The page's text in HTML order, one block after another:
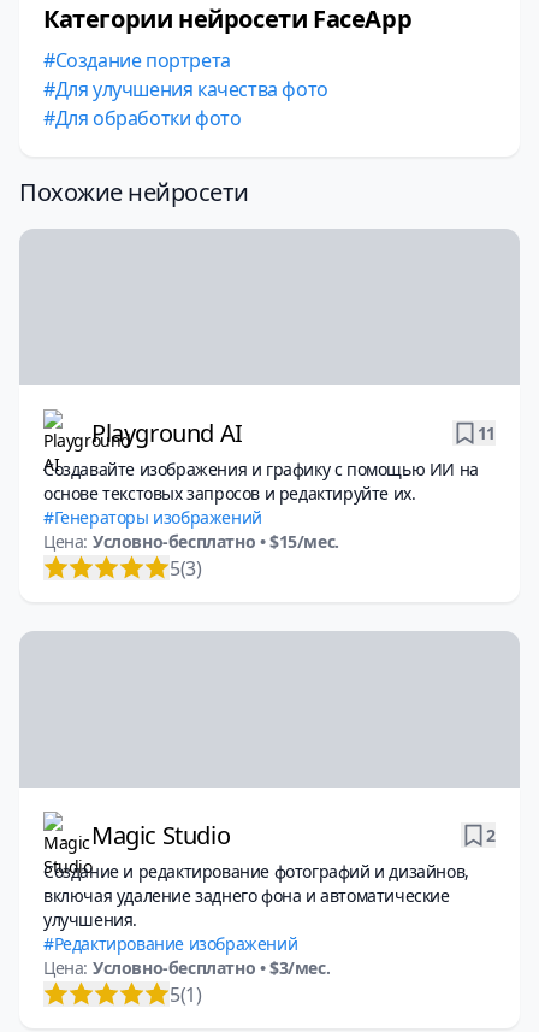
Категории нейросети FaceApp
Создание портрета
Для улучшения качества фото
Для обработки фото
Похожие нейросети
Playground AI
11
Создавайте изображения и графику с помощью ИИ на
основе текстовых запросов и редактируйте их.
Генераторы изображений
Цена: Условно-бесплатно • $15/мес.
5(3)
Magic Studio
2
Создание и редактирование фотографий и дизайнов,
включая удаление заднего фона и автоматические
улучшения.
Редактирование изображений
Цена: Условно-бесплатно • $3/мес.
5(1)